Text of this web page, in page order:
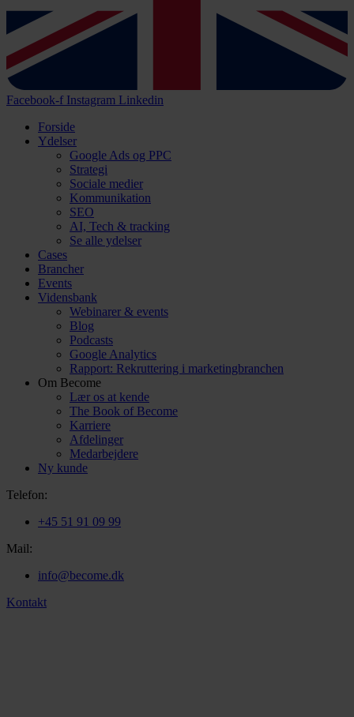
Facebook-f Instagram Linkedin
Forside
Ydelser
Google Ads og PPC
Strategi
Sociale medier
Kommunikation
SEO
AI, Tech & tracking
Se alle ydelser
Cases
Brancher
Events
Vidensbank
Webinarer & events
Blog
Podcasts
Google Analytics
Rapport: Rekruttering i marketingbranchen
Om Become
Lær os at kende
The Book of Become
Karriere
Afdelinger
Medarbejdere
Ny kunde
Telefon:
+45 51 91 09 99
Mail:
info@become.dk
Kontakt